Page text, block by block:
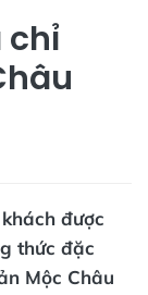
chỉ
được
thức đặc
Mộc Châu